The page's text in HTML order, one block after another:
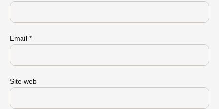
Email *
Site web